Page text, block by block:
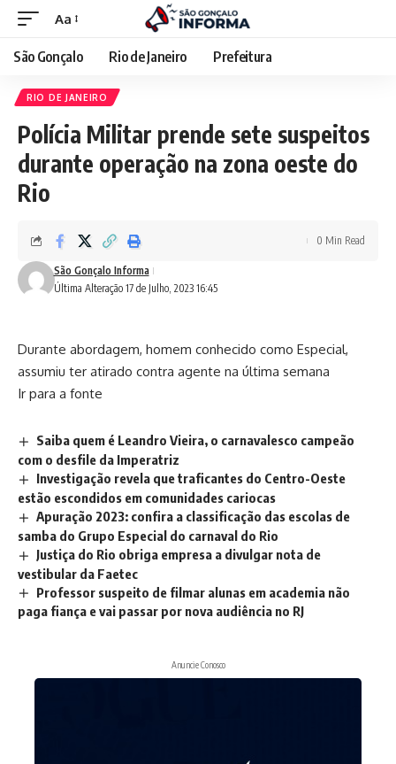
Aa
São Gonçalo Rio de Janeiro Prefeitura
RIO DE JANEIRO
Polícia Militar prende sete suspeitos
durante operação na zona oeste do
Rio
Última Alteração 17 de Julho, 2023 16:45
São Gonçalo Informa
0 Min Read
Durante abordagem, homem conhecido como Especial,
assumiu ter atirado contra agente na última semana
Ir para a fonte
Saiba quem é Leandro Vieira, o carnavalesco campeão
com o desfile da Imperatriz
Investigação revela que traficantes do Centro-Oeste
estão escondidos em comunidades cariocas
Apuração 2023: confira a classificação das escolas de
samba do Grupo Especial do carnaval do Rio
Justiça do Rio obriga empresa a divulgar nota de
vestibular da Faetec
Professor suspeito de filmar alunas em academia não
paga fiança e vai passar por nova audiência no RJ
Anuncie Conosco